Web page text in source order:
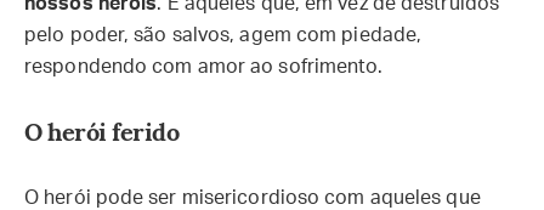
nossos heróis. E aqueles que, em vez de destruídos
pelo poder, são salvos, agem com piedade,
respondendo com amor ao sofrimento.
O herói ferido
O herói pode ser misericordioso com aqueles que